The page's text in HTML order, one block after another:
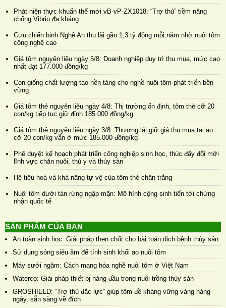
Phát hiện thực khuẩn thể mới vB-vP-ZX1018: “Trợ thủ” tiềm năng
chống Vibrio đa kháng
Cựu chiến binh Nghệ An thu lãi gần 1,3 tỷ đồng mỗi năm nhờ nuôi tôm
công nghệ cao
Giá tôm nguyên liệu ngày 5/8: Doanh nghiệp duy trì thu mua, mức cao
nhất đạt 177.000 đồng/kg
Con giống chất lượng tạo nền tảng cho nghề nuôi tôm phát triển bền
vững
Giá tôm thẻ nguyên liệu ngày 4/8: Thị trường ổn định, tôm thẻ cỡ 20
con/kg tiếp tục giữ đỉnh 185.000 đồng/kg
Giá tôm thẻ nguyên liệu ngày 3/8: Thương lái giữ giá thu mua tại ao
cỡ 20 con/kg vẫn ở mức 185.000 đồng/kg
Phê duyệt kế hoạch phát triển công nghiệp sinh học, thúc đẩy đổi mới
lĩnh vực chăn nuôi, thú y và thủy sản
Hệ tiêu hoá và khả năng tự vệ của tôm thẻ chân trắng
Nuôi tôm dưới tán rừng ngập mặn: Mô hình cộng sinh tiến tới chứng
nhận quốc tế
SẢN PHẨM CỦA BẠN
An toàn sinh học: Giải pháp then chốt cho bài toán dịch bệnh thủy sản
Sử dụng sóng siêu âm để tính sinh khối ao nuôi tôm
Máy sưởi ngâm: Cách mạng hóa nghề nuôi tôm ở Việt Nam
Waterco: Giải pháp thiết bị hàng đầu trong nuôi trồng thủy sản
GROSHIELD: “Trợ thủ đắc lực” giúp tôm đề kháng vững vàng hàng
ngày, sẵn sàng về đích